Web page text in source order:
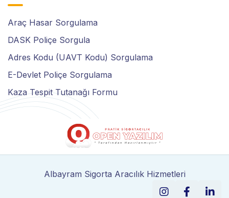
Araç Hasar Sorgulama
DASK Poliçe Sorgula
Adres Kodu (UAVT Kodu) Sorgulama
E-Devlet Poliçe Sorgulama
Kaza Tespit Tutanağı Formu
Albayram Sigorta Aracılık Hizmetleri